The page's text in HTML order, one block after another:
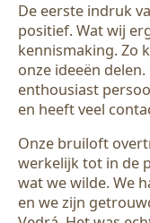
De eerste indruk
positief. Wat wij
kennismaking. Zo
onze ideeën
enthousiast
en heeft veel
Onze bruiloft
werkelijk tot in de
wat we wilde. We
en we zijn